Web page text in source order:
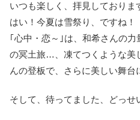
いつも楽しく、拝見しておりま
はい！今夏は雪祭り、ですね！
｢心中・恋～｣は、和希さんの
の冥土旅…、凍てつくような美
んの登板で、さらに美しい舞台
そして、待ってました、どっせ